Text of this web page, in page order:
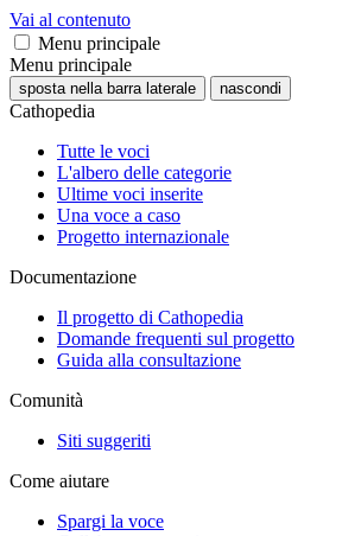
Vai al contenuto
Menu principale
Menu principale
sposta nella barra laterale nascondi
Cathopedia
Tutte le voci
L'albero delle categorie
Ultime voci inserite
Una voce a caso
Progetto internazionale
Documentazione
Il progetto di Cathopedia
Domande frequenti sul progetto
Guida alla consultazione
Comunità
Siti suggeriti
Come aiutare
Spargi la voce